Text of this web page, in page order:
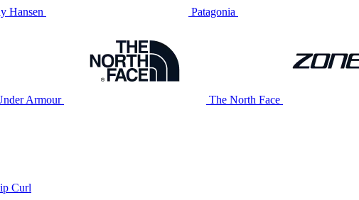
Hansen Patagonia
Armour The North Face
Curl